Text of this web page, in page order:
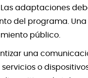
adaptaciones
del programa.
público.
una
o